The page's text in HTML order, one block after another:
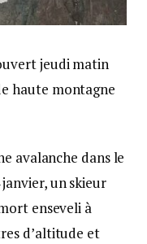
jeudi matin
haute montagne
avalanche dans le
un skieur
enseveli à
d’altitude et